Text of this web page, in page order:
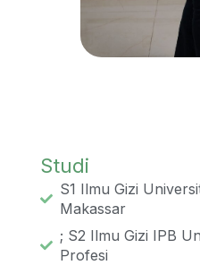
Studi
S1 Ilmu Gizi
Makassar
; S2 Ilmu Gizi IPB
Profesi